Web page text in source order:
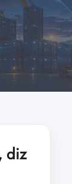
diz